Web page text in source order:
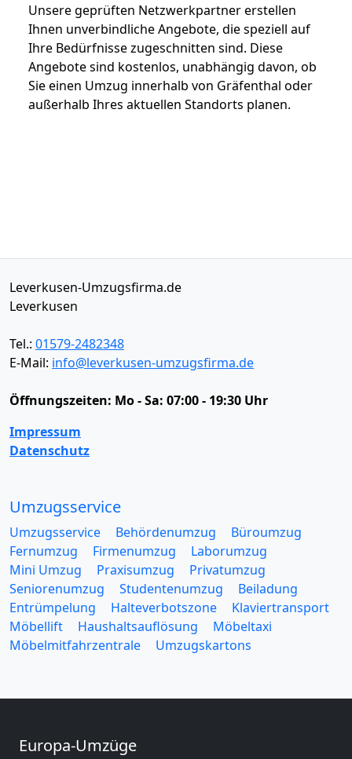
Unsere geprüften Netzwerkpartner erstellen
Ihnen unverbindliche Angebote, die speziell auf
Ihre Bedürfnisse zugeschnitten sind. Diese
Angebote sind kostenlos, unabhängig davon, ob
Sie einen Umzug innerhalb von Gräfenthal oder
außerhalb Ihres aktuellen Standorts planen.
Leverkusen-Umzugsfirma.de
Leverkusen
Tel.: 01579-2482348
E-Mail: info@leverkusen-umzugsfirma.de
Öffnungszeiten: Mo - Sa: 07:00 - 19:30 Uhr
Impressum
Datenschutz
Umzugsservice
Umzugsservice Behördenumzug
Büroumzug
Fernumzug
Firmenumzug
Laborumzug
Mini Umzug
Praxisumzug
Privatumzug
Seniorenumzug
Studentenumzug
Beiladung
Entrümpelung
Halteverbotszone
Klaviertransport
Möbellift
Haushaltsauflösung
Möbeltaxi
Möbelmitfahrzentrale
Umzugskartons
Europa-Umzüge